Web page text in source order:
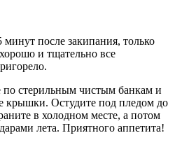
после закипания, только
и тщательно все
по стерильным чистым банкам и
крышки. Остудите под пледом до
в холодном месте, а потом
лета. Приятного аппетита!